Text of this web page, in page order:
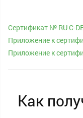
Сертификат № RU С-
Приложение к
Приложение к
Как